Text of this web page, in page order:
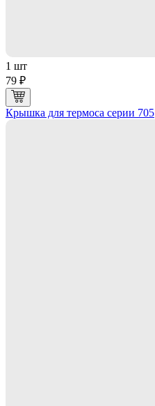
1 шт
79 ₽
Крышка для термоса серии 705